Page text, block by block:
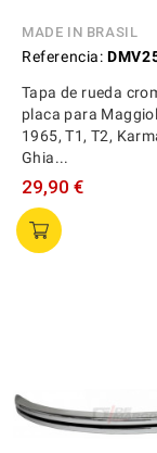
MADE IN BRASIL
Referencia:
Tapa de rueda
placa para
1965, T1, T2,
Ghia...
29,90 €